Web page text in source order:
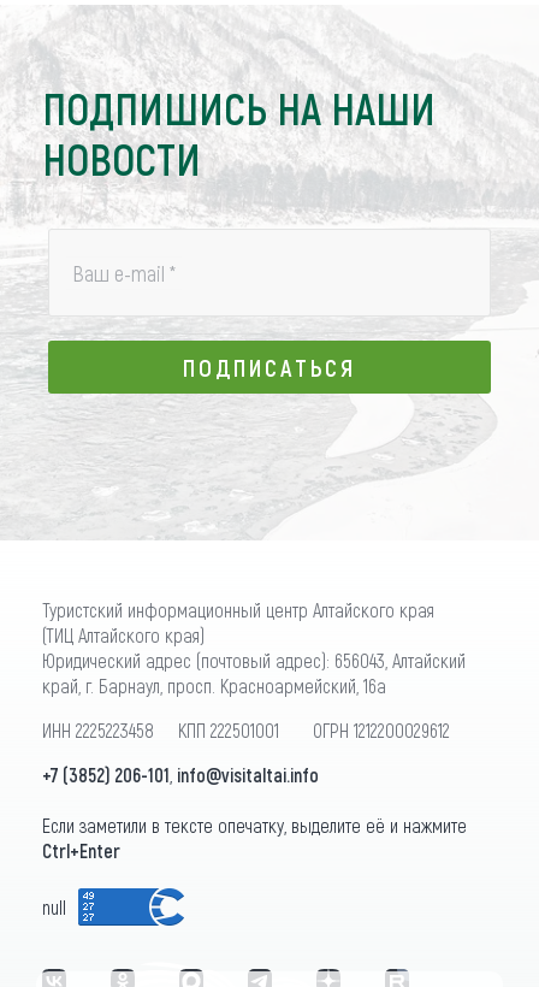
ПОДПИШИСЬ НА НАШИ
НОВОСТИ
Ваш e-mail *
ПОДПИСАТЬСЯ
ПОДПИСАТЬСЯ
Туристский информационный центр Алтайского края
(ТИЦ Алтайского края)
Юридический адрес (почтовый адрес): 656043, Алтайский
край, г. Барнаул, просп. Красноармейский, 16а
ИНН 2225223458 КПП 222501001 ОГРН 1212200029612
+7 (3852) 206-101 info@visitaltai.info
Если заметили в тексте опечатку, выделите её и нажмите
Ctrl+Enter
null